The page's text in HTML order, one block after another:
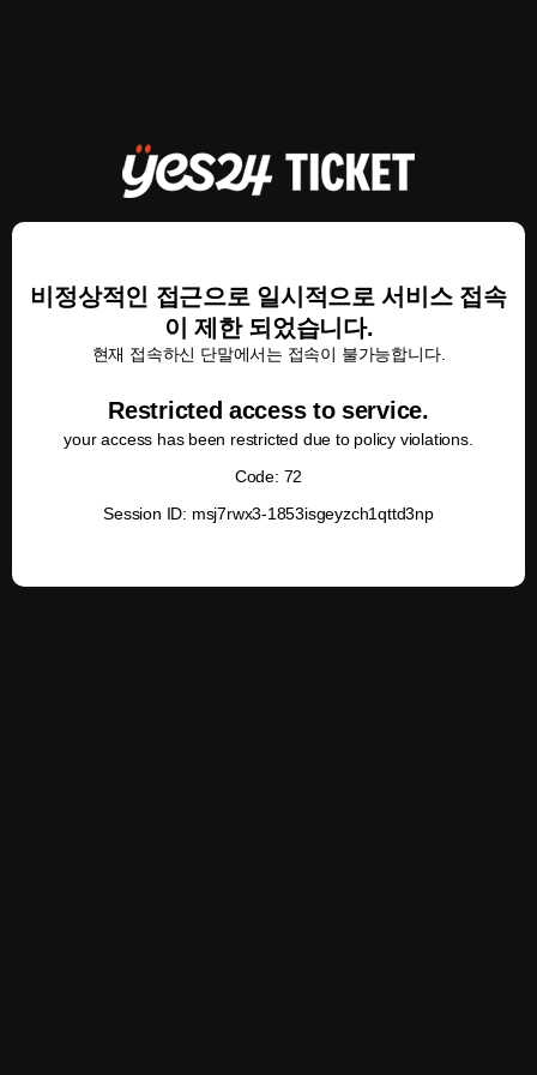
비정상적인 접근으로 일시적으로 서비스 접속
이 제한 되었습니다.
현재 접속하신 단말에서는 접속이 불가능합니다.
Restricted access to service.
your access has been restricted due to policy violations.
Code: 72
Session ID: msj7rwx3-1853isgeyzch1qttd3np